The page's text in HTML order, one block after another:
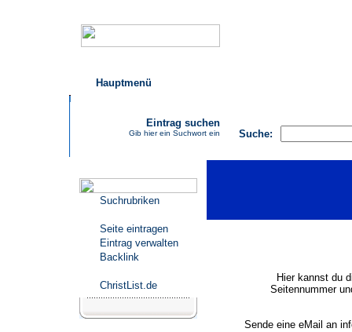
Hauptmenü
Suche:
Eintrag suchen
Gib hier ein Suchwort ein
Suchrubriken
Seite eintragen
Eintrag verwalten
Backlink
ChristList.de
Hier kannst du
Seitennummer
Sende eine eMail an